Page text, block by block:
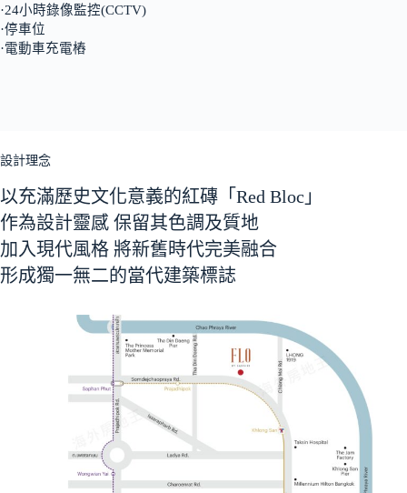
·24小時錄像監控(CCTV)
·停車位
·電動車充電樁
設計理念
以充滿歷史文化意義的紅磚「Red Bloc」
作為設計靈感 保留其色調及質地
加入現代風格 將新舊時代完美融合
形成獨一無二的當代建築標誌